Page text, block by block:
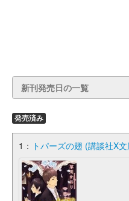
新刊発売日の一覧
発売済み
1： トパーズの翅 (講談社X